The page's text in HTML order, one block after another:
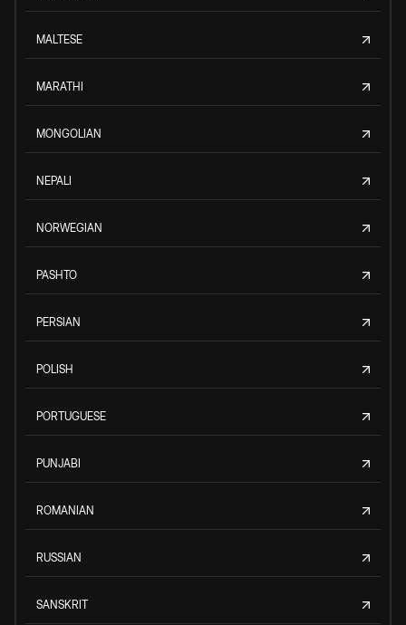
MALTESE
MARATHI
MONGOLIAN
NEPALI
NORWEGIAN
PASHTO
PERSIAN
POLISH
PORTUGUESE
PUNJABI
ROMANIAN
RUSSIAN
SANSKRIT